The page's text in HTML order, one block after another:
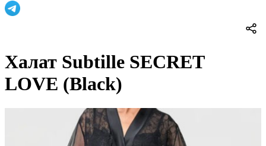
Халат Subtille SECRET
LOVE (Black)